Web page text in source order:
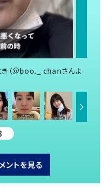
（＠boo._.chanさんよ
ントを見る